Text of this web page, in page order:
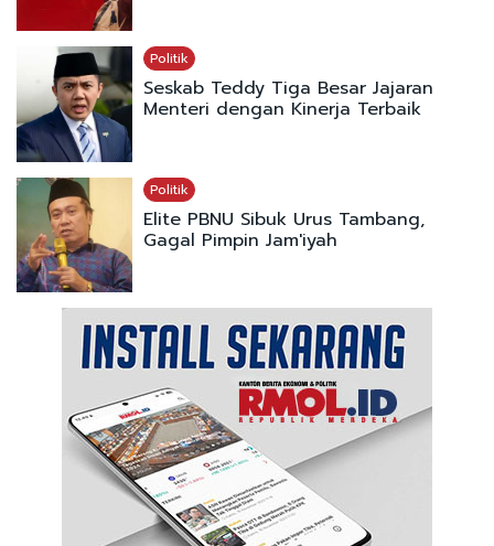
Politik
Seskab Teddy Tiga Besar Jajaran
Menteri dengan Kinerja Terbaik
Politik
Elite PBNU Sibuk Urus Tambang,
Gagal Pimpin Jam'iyah